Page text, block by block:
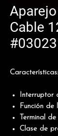
Cable
Características:
Interruptor
Función de
Terminal
Clase de